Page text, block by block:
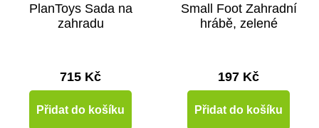
PlanToys Sada na
zahradu
715 Kč
Přidat do košíku
Small Foot Zahradní
hrábě, zelené
197 Kč
Přidat do košíku